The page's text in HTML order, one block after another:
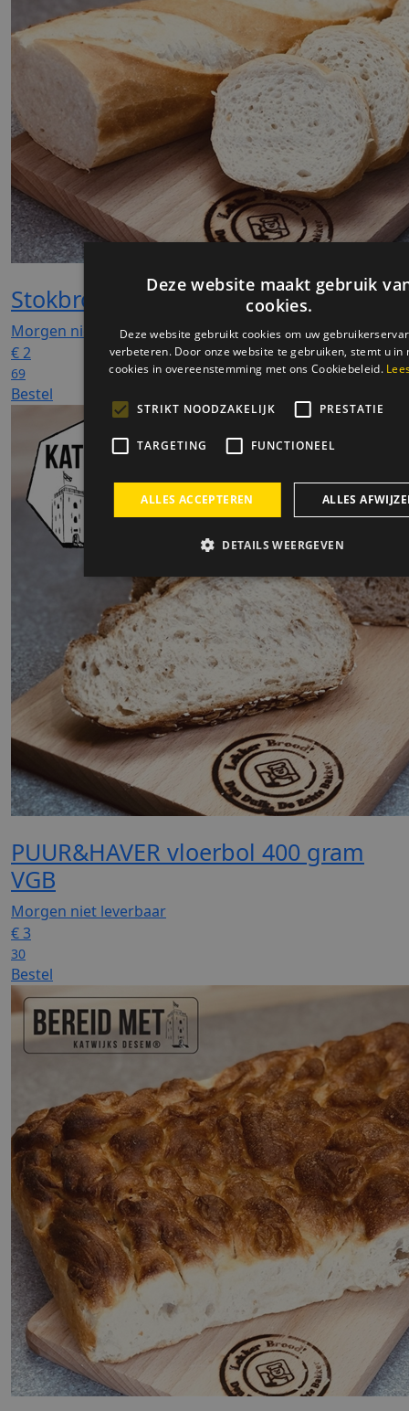
Stokbrood 400 gr VGB
Morgen niet leverbaar
€2
69
Bestel
PUUR&HAVER vloerbol 400 gram
VGB
Morgen niet leverbaar
€3
30
Bestel